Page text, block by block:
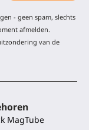
- geen spam, slechts
afmelden.
van de
MagTube